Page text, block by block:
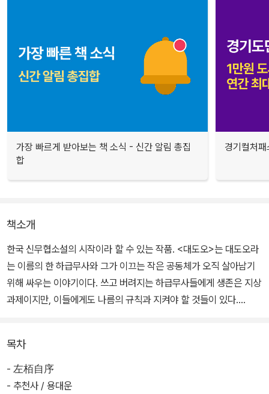
가장 빠르게 받아보는 책 소식 - 신간 알림 총집
합
경기컬처
책소개
한국 신무협소설의 시작이라 할 수 있는 작품. <대도오>는 대도오라
는 이름의 한 하급무사와 그가 이끄는 작은 공동체가 오직 살아남기
위해 싸우는 이야기이다. 쓰고 버려지는 하급무사들에게 생존은 지상
과제이지만, 이들에게도 나름의 규칙과 지켜야 할 것들이 있다.
휘자는 없다."
그런 이유로 <대도오>의 인물들은 자신의 인생을 외부의 힘으로부터
지키기 위해 투쟁한다.
목차
- 左栢自序
- 추천사 / 용대운